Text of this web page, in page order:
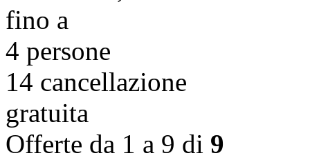
fino a
4 persone
14 cancellazione
gratuita
Offerte da 1 a 9 di 9